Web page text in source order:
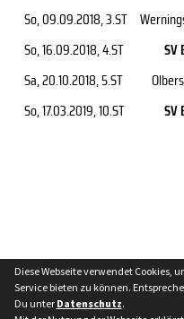
So, 09.09.2018, 3.ST
So, 16.09.2018, 4.ST SV
Sa, 20.10.2018, 5.ST
So, 17.03.2019, 10.ST SV
Diese Webseite verwendet Cookies,
Service bieten zu können.
Du unter Datenschutz.